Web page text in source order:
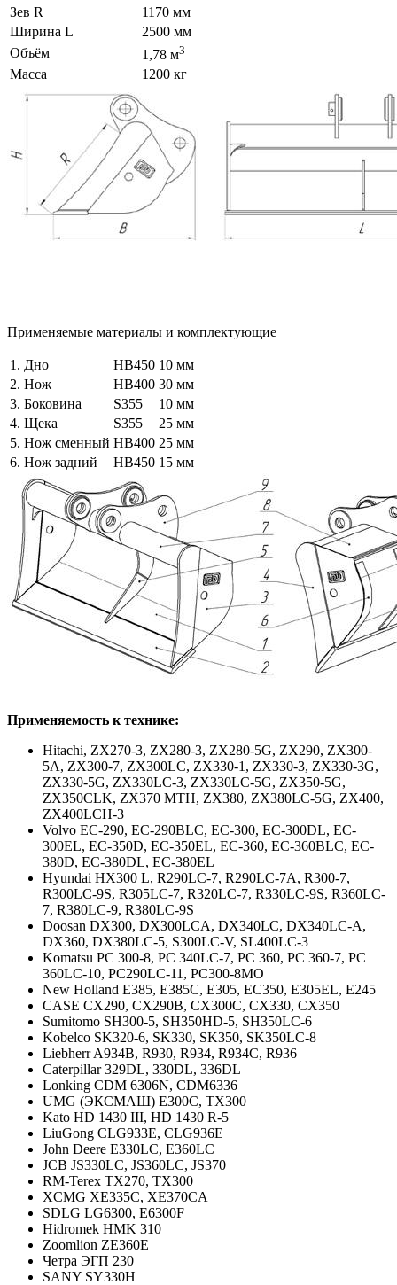
Зев R
1170 мм
Ширина L
2500 мм
Объём
1,78 м3
Масса 1200 кг
Применяемые материалы и комплектующие
1. Дно HB450 10 мм
2. Нож
HB400 30 мм
3. Боковина
S355
10 мм
4. Щека
S355
25 мм
5. Нож сменный HB400 25 мм
6. Нож задний
HB450 15 мм
Применяемость к технике:
Hitachi, ZX270-3, ZX280-3, ZX280-5G, ZX290, ZX300-
5A, ZX300-7, ZX300LC, ZX330-1, ZX330-3, ZX330-3G,
ZX330-5G, ZX330LC-3, ZX330LC-5G, ZX350-5G,
ZX350CLK, ZX370 MTH, ZX380, ZX380LC-5G, ZX400,
ZX400LCH-3
Volvo EC-290, EC-290BLC, EC-300, EC-300DL, EC-
300EL, EC-350D, EC-350EL, EC-360, EC-360BLC, EC-
380D, EC-380DL, EC-380EL
Hyundai HX300 L, R290LC-7, R290LC-7A, R300-7,
R300LC-9S, R305LC-7, R320LC-7, R330LC-9S, R360LC-
7, R380LC-9, R380LC-9S
Doosan DX300, DX300LCA, DX340LC, DX340LC-A,
DX360, DX380LC-5, S300LC-V, SL400LC-3
Komatsu PC 300-8, PC 340LC-7, PC 360, PC 360-7, PC
360LC-10, PC290LC-11, PC300-8MO
New Holland E385, E385C, E305, EC350, E305EL, E245
CASE CX290, CX290B, CX300C, CX330, CX350
Sumitomo SH300-5, SH350HD-5, SH350LC-6
Kobelco SK320-6, SK330, SK350, SK350LC-8
Liebherr A934B, R930, R934, R934C, R936
Caterpillar 329DL, 330DL, 336DL
Lonking CDM 6306N, CDM6336
UMG (ЭКСМАШ) E300C, TX300
Kato HD 1430 III, HD 1430 R-5
LiuGong CLG933E, CLG936E
John Deere E330LC, E360LC
JCB JS330LC, JS360LC, JS370
RM-Terex TX270, TX300
XCMG XE335C, XE370CA
SDLG LG6300, E6300F
Hidromek HMK 310
Zoomlion ZE360E
Четра ЭГП 230
SANY SY330H